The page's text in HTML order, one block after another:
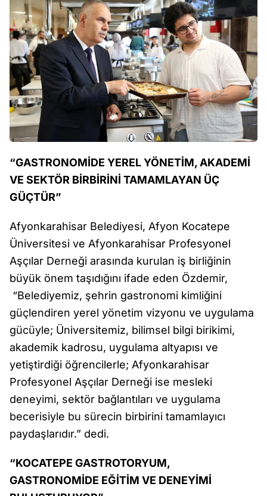
“GASTRONOMİDE YEREL YÖNETİM, AKADEMİ
VE SEKTÖR BİRBİRİNİ TAMAMLAYAN ÜÇ
GÜÇTÜR”
Afyonkarahisar Belediyesi, Afyon Kocatepe
Üniversitesi ve Afyonkarahisar Profesyonel
Aşçılar Derneği arasında kurulan iş birliğinin
büyük önem taşıdığını ifade eden Özdemir,
“Belediyemiz, şehrin gastronomi kimliğini
güçlendiren yerel yönetim vizyonu ve uygulama
gücüyle; Üniversitemiz, bilimsel bilgi birikimi,
akademik kadrosu, uygulama altyapısı ve
yetiştirdiği öğrencilerle; Afyonkarahisar
Profesyonel Aşçılar Derneği ise mesleki
deneyimi, sektör bağlantıları ve uygulama
becerisiyle bu sürecin birbirini tamamlayıcı
paydaşlarıdır.” dedi.
“KOCATEPE GASTROTORYUM,
GASTRONOMİDE EĞİTİM VE DENEYİMİ